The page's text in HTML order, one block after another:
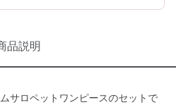
品説明
サロペットワンピースのセットで